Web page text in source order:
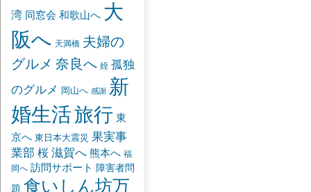
湾 同窓会 和歌山へ 大
阪へ 天満橋 夫婦の
グルメ 奈良へ 姪 孤独
のグルメ
岡山へ 感謝 新
婚生活旅行 東
京へ 東日本大震災 果実事
業部 桜 滋賀へ 熊本へ 福
岡へ 訪問サポート 障害者問
題 食いしん坊万